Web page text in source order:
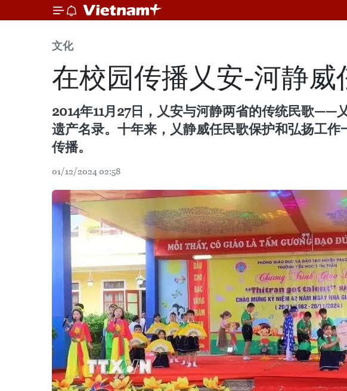
文化
在校园传播乂安-河静威
2014年11月27日，乂安与河静两省的传统民歌——
遗产名录。十年来，乂静威任民歌保护和弘扬工
传播。
01/12/2024 02:58